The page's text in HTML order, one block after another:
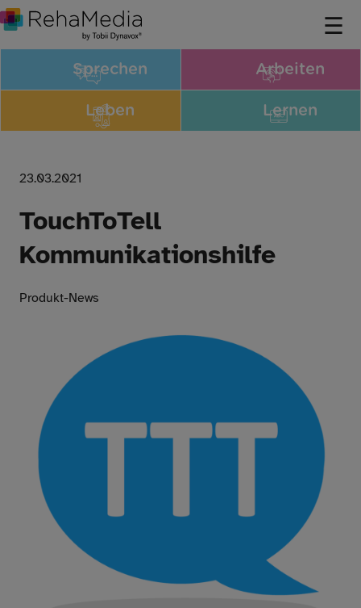
23.03.2021
TouchToTell
Kommunikationshilfe
Produkt-News
Sprechen Arbeiten
Leben Lernen